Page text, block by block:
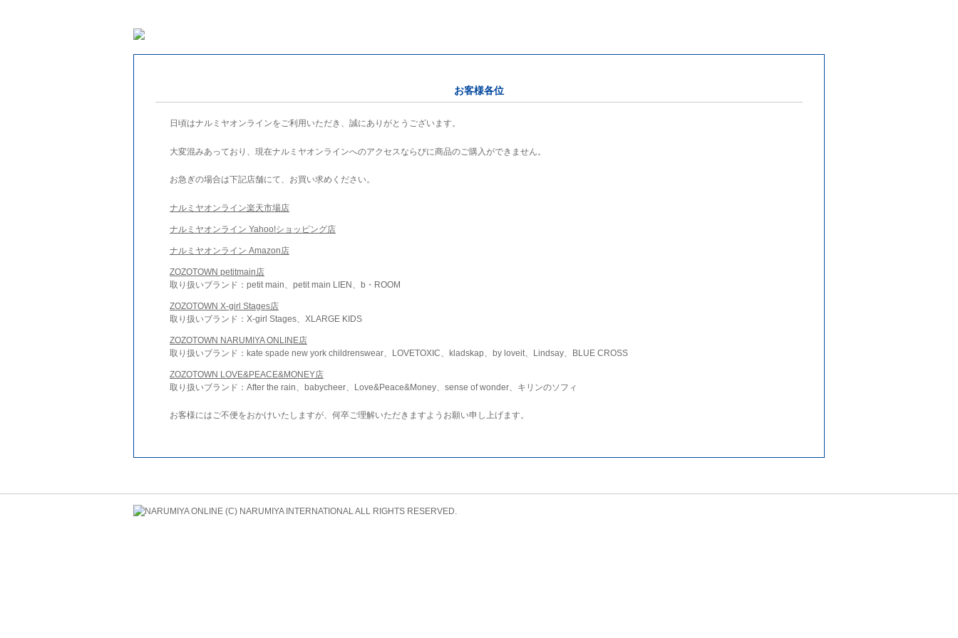
お客様各位
日頃はナルミヤオンラインをご利用いただき、誠にありがとうございます。
大変混みあっており、現在ナルミヤオンラインへのアクセスならびに商品のご購入ができません。
お急ぎの場合は下記店舗にて、お買い求めください。
ナルミヤオンライン楽天市場店
ナルミヤオンライン Yahoo!ショッピング店
ナルミヤオンライン Amazon店
ZOZOTOWN petitmain店
取り扱いブランド：petit main、petit main LIEN、b・ROOM
ZOZOTOWN X-girl Stages店
取り扱いブランド：X-girl Stages、XLARGE KIDS
ZOZOTOWN NARUMIYA ONLINE店
取り扱いブランド：kate spade new york childrenswear、LOVETOXIC、kladskap、by loveit、Lindsay、BLUE CROSS
ZOZOTOWN LOVE&PEACE&MONEY店
取り扱いブランド：After the rain、babycheer、Love&Peace&Money、sense of wonder、キリンのソフィ
お客様にはご不便をおかけいたしますが、何卒ご理解いただきますようお願い申し上げます。